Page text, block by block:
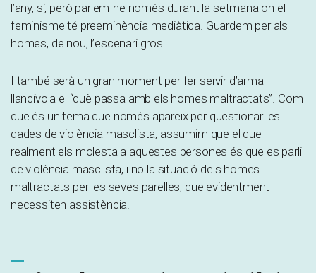
l’any, sí, però parlem-ne només durant la setmana on el
feminisme té preeminència mediàtica. Guardem per als
homes, de nou, l’escenari gros.
I també serà un gran moment per fer servir d’arma
llancívola el “què passa amb els homes maltractats”. Com
que és un tema que només apareix per qüestionar les
dades de violència masclista, assumim que el que
realment els molesta a aquestes persones és que es parli
de violència masclista, i no la situació dels homes
maltractats per les seves parelles, que evidentment
necessiten assistència.